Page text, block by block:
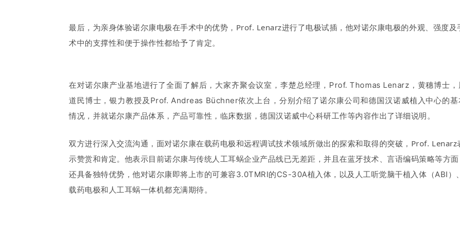
最后，为亲身体验诺尔康电极在手术中的优势，Prof. Lenarz进行了电极试插，他对诺尔康电极的外观、强度及
术中的支撑性和便于操作性都给予了肯定。
在对诺尔康产业基地进行了全面了解后，大家齐聚会议室，李楚总经理，Prof. Thomas Lenarz，黄穗博士，
道民博士，银力教授及Prof. Andreas Büchner依次上台，分别介绍了诺尔康公司和德国汉诺威植入中心的基
情况，并就诺尔康产品体系，产品可靠性，临床数据，德国汉诺威中心科研工作等内容作出了详细说明。
双方进行深入交流沟通，面对诺尔康在载药电极和远程调试技术领域所做出的探索和取得的突破，Prof. Lenarz
示赞赏和肯定。 他表示目前诺尔康与传统人工耳蜗企业产品线已无差距，并且在蓝牙技术、言语编码策略等方面
还具备独特优势，他对诺尔康即将上市的可兼容3.0TMRI的CS-30A植入体，以及人工听觉脑干植入体（ABI）、
载药电极和人工耳蜗一体机都充满期待。